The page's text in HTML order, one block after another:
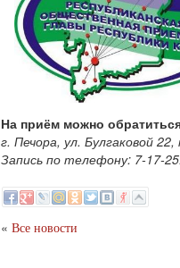
На приём можно
г. Печора, ул. Булгаковой
Запись по телефону: 7-17-25.
« Все новости